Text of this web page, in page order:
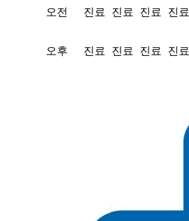
오전 진료 진료 진료 진료
오후 진료 진료 진료 진료